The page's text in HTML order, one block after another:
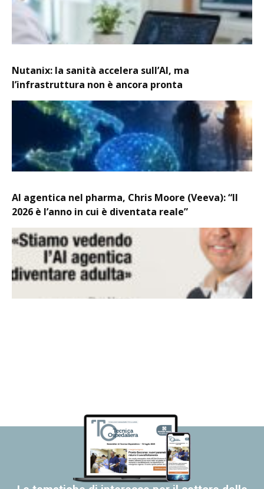
Nutanix: la sanità accelera sull’AI, ma
l’infrastruttura non è ancora pronta
AI agentica nel pharma, Chris Moore (Veeva): “Il
2026 è l’anno in cui è diventata reale”